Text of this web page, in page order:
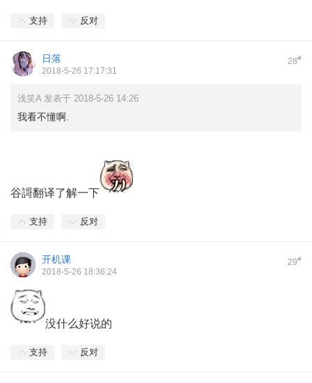
支持 反对
28#
日落
2018-5-26 17:17:31
浅笑A 发表于 2018-5-26 14:26
我看不懂啊.
谷謌翻译了解一下
支持 反对
29#
开机课
2018-5-26 18:36:24
没什么好说的
支持 反对